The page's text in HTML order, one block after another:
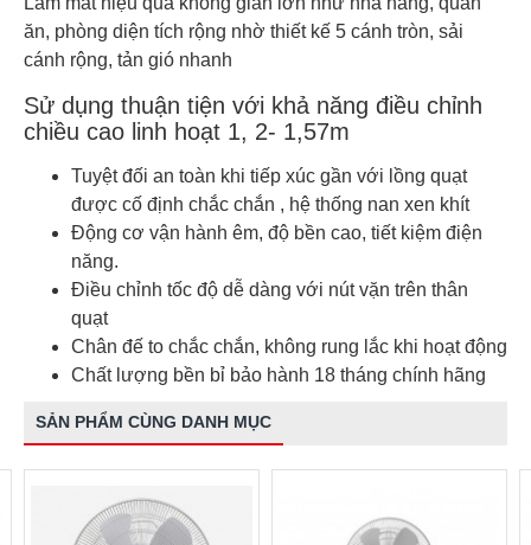
ăn, phòng diện tích rộng nhờ thiết kế 5 cánh tròn, sải
cánh rộng, tản gió nhanh
Sử dụng thuận tiện với khả năng điều chỉnh
chiều cao linh hoạt 1, 2- 1,57m
Tuyệt đối an toàn khi tiếp xúc gần với lồng quạt
được cố định chắc chắn , hệ thống nan xen khít
Động cơ vận hành êm, độ bền cao, tiết kiệm điện
năng.
Điều chỉnh tốc độ dễ dàng với nút vặn trên thân
quạt
Chân đế to chắc chắn, không rung lắc khi hoạt động
Chất lượng bền bỉ bảo hành 18 tháng chính hãng
SẢN PHẨM CÙNG DANH MỤC